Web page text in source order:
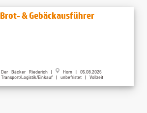
Brot- & Gebäckausführer
Der Bäcker Riederich |
Horn | 05.08.2026
Transport/Logistik/Einkauf | unbefristet | Vollzeit